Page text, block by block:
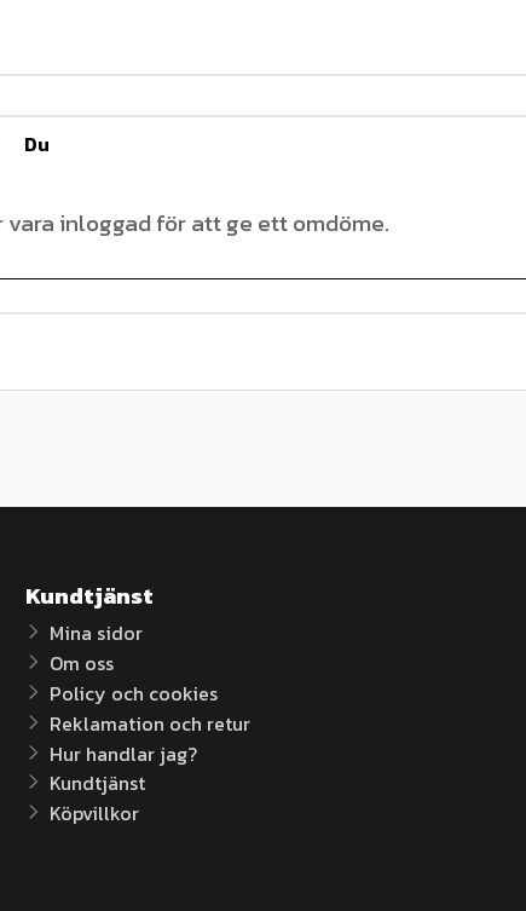
Du
Kundtjänst
Mina sidor
Om oss
Policy och cookies
Reklamation och retur
Hur handlar jag?
Kundtjänst
Köpvillkor